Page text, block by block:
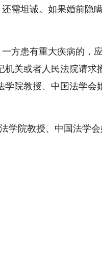
需坦诚。如果婚前隐
方患有重大疾病的，
关或者人民法院请求
院教授、中国法学会
学院教授、中国法学